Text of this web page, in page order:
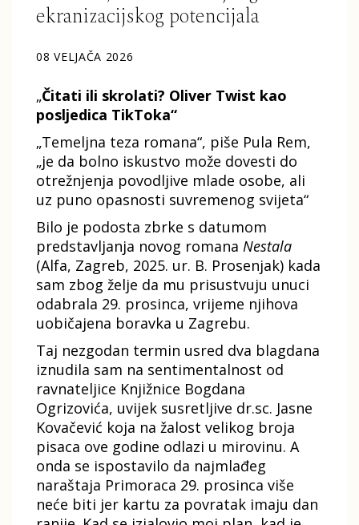
ekranizacijskog potencijala
08 VELJAČA 2026
„Čitati ili skrolati? Oliver Twist kao
posljedica TikToka“
„Temeljna teza romana“, piše Pula Rem,
„je da bolno iskustvo može dovesti do
otrežnjenja povodljive mlade osobe, ali
uz puno opasnosti suvremenog svijeta“
Bilo je podosta zbrke s datumom
predstavljanja novog romana Nestala
(Alfa, Zagreb, 2025. ur. B. Prosenjak) kada
sam zbog želje da mu prisustvuju unuci
odabrala 29. prosinca, vrijeme njihova
uobičajena boravka u Zagrebu.
Taj nezgodan termin usred dva blagdana
iznudila sam na sentimentalnost od
ravnateljice Knjižnice Bogdana
Ogrizovića, uvijek susretljive dr.sc. Jasne
Kovačević koja na žalost velikog broja
pisaca ove godine odlazi u mirovinu. A
onda se ispostavilo da najmlađeg
naraštaja Primoraca 29. prosinca više
neće biti jer kartu za povratak imaju dan